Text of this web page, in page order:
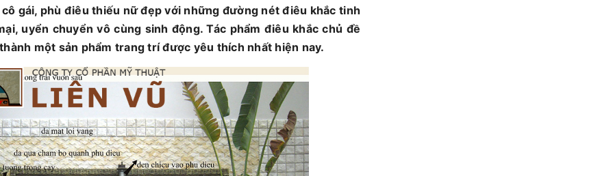
gái, phù điêu thiếu nữ đẹp với những đường nét điêu khắc tinh
uyển chuyển vô cùng sinh động. Tác phẩm điêu khắc chủ đề
một sản phẩm trang trí được yêu thích nhất hiện nay.